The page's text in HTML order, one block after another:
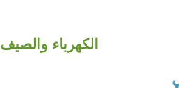
الكهرباء والصيف